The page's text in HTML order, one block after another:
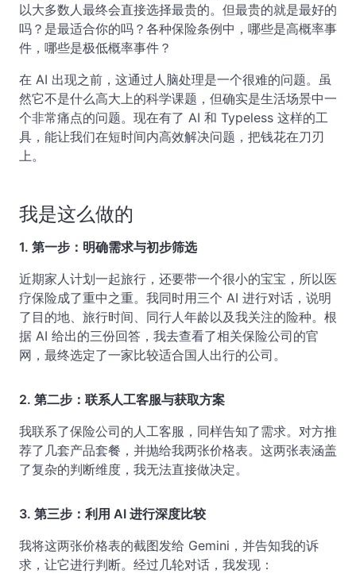
以大多数人最终会直接选择最贵的。但最贵的就是最好的
吗？是最适合你的吗？各种保险条例中，哪些是高概率事
件，哪些是极低概率事件？
在 AI 出现之前，这通过人脑处理是一个很难的问题。虽
然它不是什么高大上的科学课题，但确实是生活场景中一
个非常痛点的问题。现在有了 AI 和 Typeless 这样的工
具，能让我们在短时间内高效解决问题，把钱花在刀刃
上。
我是这么做的
1. 第一步：明确需求与初步筛选
近期家人计划一起旅行，还要带一个很小的宝宝，所以医
疗保险成了重中之重。我同时用三个 AI 进行对话，说明
了目的地、旅行时间、同行人年龄以及我关注的险种。根
据 AI 给出的三份回答，我去查看了相关保险公司的官
网，最终选定了一家比较适合国人出行的公司。
2. 第二步：联系人工客服与获取方案
我联系了保险公司的人工客服，同样告知了需求。对方推
荐了几套产品套餐，并抛给我两张价格表。这两张表涵盖
了复杂的判断维度，我无法直接做决定。
3. 第三步：利用 AI 进行深度比较
我将这两张价格表的截图发给 Gemini，并告知我的诉
求，让它进行判断。经过几轮对话，我发现：